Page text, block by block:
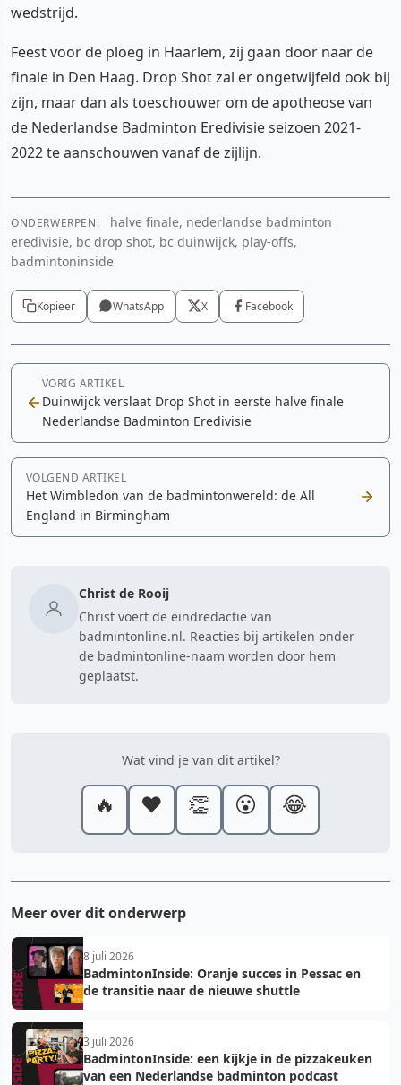
wedstrijd.
Feest voor de ploeg in Haarlem, zij gaan door naar de
finale in Den Haag. Drop Shot zal er ongetwijfeld ook bij
zijn, maar dan als toeschouwer om de apotheose van
de Nederlandse Badminton Eredivisie seizoen 2021-
2022 te aanschouwen vanaf de zijlijn.
ONDERWERPEN:
halve finale, nederlandse badminton
eredivisie, bc drop shot, bc duinwijck, play-offs,
badmintoninside
Kopieer WhatsApp X Facebook
VORIG ARTIKEL
Duinwijck verslaat Drop Shot in eerste halve finale
Nederlandse Badminton Eredivisie
VOLGEND ARTIKEL
Het Wimbledon van de badmintonwereld: de All
England in Birmingham
Christ de Rooij
Christ voert de eindredactie van
badmintonline.nl. Reacties bij artikelen onder
de badmintonline-naam worden door hem
geplaatst.
Wat vind je van dit artikel?
🔥 ❤️ 👏 😮 😂
Meer over dit onderwerp
8 juli 2026
BadmintonInside: Oranje succes in Pessac en
de transitie naar de nieuwe shuttle
3 juli 2026
BadmintonInside: een kijkje in de pizzakeuken
van een Nederlandse badminton podcast